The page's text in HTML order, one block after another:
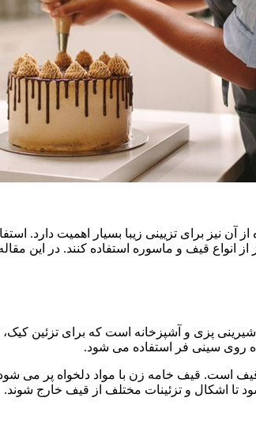
از آن نیز برای تزیینی زیبا بسیار اهمیت دارد.
انواع قیف و ماسوره استفاده کنند. در این
پزی و آشپزخانه است که برای تزئین
روی سینی فر استفاده می شود.
است. قیف خامه زن با مواد دلخواه پر می شود
تا اشکال و تزئینات مختلف از قیف خارج شوند.